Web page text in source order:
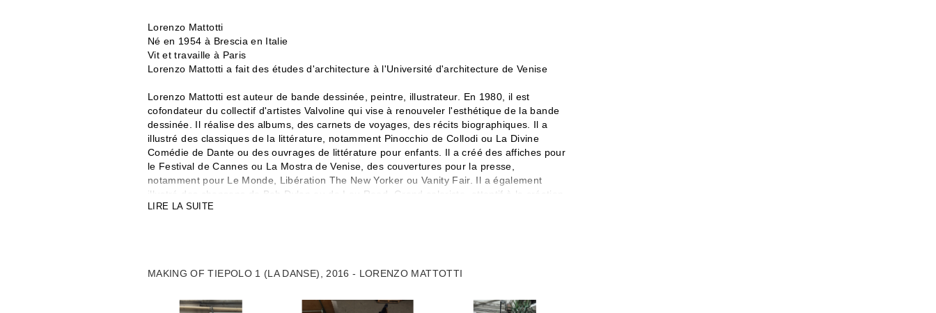
Lorenzo Mattotti
Né en 1954 à Brescia en Italie
Vit et travaille à Paris
Lorenzo Mattotti a fait des études d'architecture à l'Université d'architecture de Venise
Lorenzo Mattotti est auteur de bande dessinée, peintre, illustrateur. En 1980, il est
cofondateur du collectif d'artistes Valvoline qui vise à renouveler l'esthétique de la bande
dessinée. Il réalise des albums, des carnets de voyages, des récits biographiques. Il a
illustré des classiques de la littérature, notamment Pinocchio de Collodi ou La Divine
Comédie de Dante ou des ouvrages de littérature pour enfants. Il a créé des affiches pour
le Festival de Cannes ou La Mostra de Venise, des couvertures pour la presse,
notamment pour Le Monde, Libération The New Yorker ou Vanity Fair. Il a également
illustré des chansons de Bob Dylan ou de Lou Reed. Grand coloriste, attentif à la création
des ambiances, des décors, des espaces, du rythme, il est considéré comme l'un des
FHEL en 2015-2016. En 2019 il a réalisé un film d'animation long métrage, La fameuse
LIRE LA SUITE
MAKING OF TIEPOLO 1 (LA DANSE), 2016 - LORENZO MATTOTTI